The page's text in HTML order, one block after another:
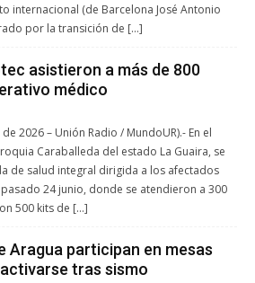
internacional (de Barcelona José Antonio
por la transición de […]
asistieron a más de 800
médico
2026 – Unión Radio / MundoUR).- En el
Caraballeda del estado La Guaira, se
de salud integral dirigida a los afectados
24 junio, donde se atendieron a 300
500 kits de […]
Aragua participan en mesas
tras sismo